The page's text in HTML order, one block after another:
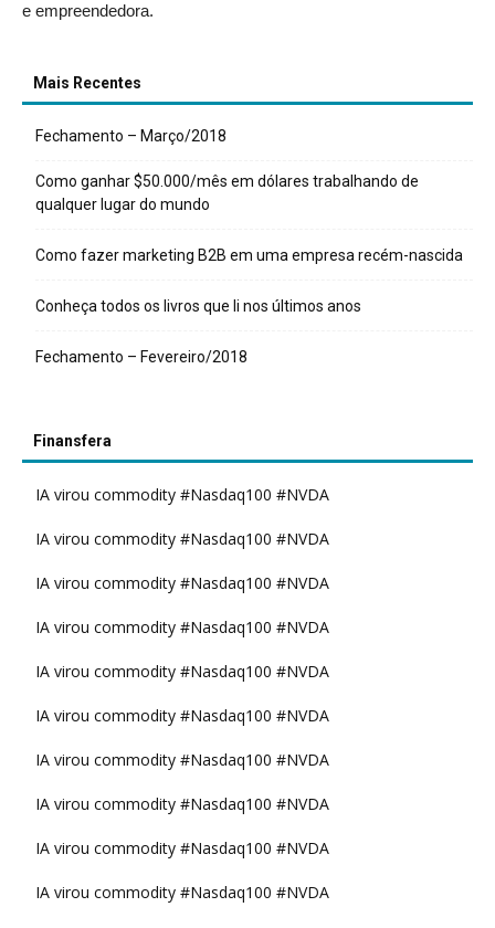
e empreendedora.
Mais Recentes
Fechamento – Março/2018
Como ganhar $50.000/mês em dólares trabalhando de
qualquer lugar do mundo
Como fazer marketing B2B em uma empresa recém-nascida
Conheça todos os livros que li nos últimos anos
Fechamento – Fevereiro/2018
Finansfera
IA virou commodity #Nasdaq100 #NVDA
IA virou commodity #Nasdaq100 #NVDA
IA virou commodity #Nasdaq100 #NVDA
IA virou commodity #Nasdaq100 #NVDA
IA virou commodity #Nasdaq100 #NVDA
IA virou commodity #Nasdaq100 #NVDA
IA virou commodity #Nasdaq100 #NVDA
IA virou commodity #Nasdaq100 #NVDA
IA virou commodity #Nasdaq100 #NVDA
IA virou commodity #Nasdaq100 #NVDA